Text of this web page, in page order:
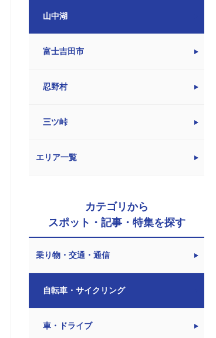
山中湖
富士吉田市
忍野村
三ツ峠
エリア一覧
カテゴリから
スポット・記事・特集を探す
乗り物・交通・通信
自転車・サイクリング
車・ドライブ